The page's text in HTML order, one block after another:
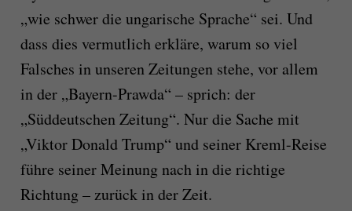
„wie schwer die ungarische Sprache“ sei. Und
dass dies vermutlich erkläre, warum so viel
Falsches in unseren Zeitungen stehe, vor allem
in der „Bayern-Prawda“ – sprich: der
„Süddeutschen Zeitung“. Nur die Sache mit
„Viktor Donald Trump“ und seiner Kreml-Reise
führe seiner Meinung nach in die richtige
Richtung – zurück in der Zeit.